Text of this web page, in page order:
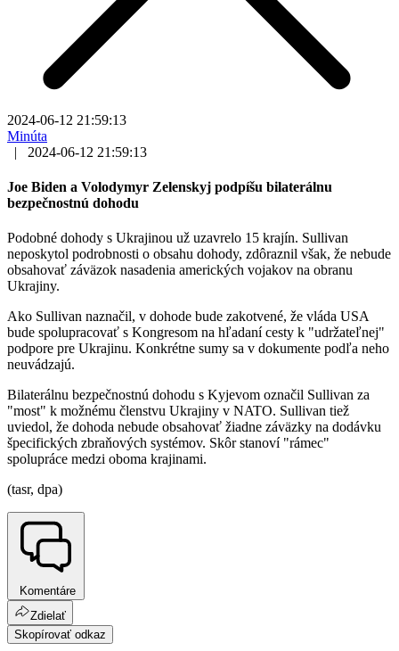
2024-06-12 21:59:13
Minúta
|
2024-06-12 21:59:13
Joe Biden a Volodymyr Zelenskyj podpíšu bilaterálnu
bezpečnostnú dohodu
Podobné dohody s Ukrajinou už uzavrelo 15 krajín. Sullivan
neposkytol podrobnosti o obsahu dohody, zdôraznil však, že nebude
obsahovať záväzok nasadenia amerických vojakov na obranu
Ukrajiny.
Ako Sullivan naznačil, v dohode bude zakotvené, že vláda USA
bude spolupracovať s Kongresom na hľadaní cesty k "udržateľnej"
podpore pre Ukrajinu. Konkrétne sumy sa v dokumente podľa neho
neuvádzajú.
Bilaterálnu bezpečnostnú dohodu s Kyjevom označil Sullivan za
"most" k možnému členstvu Ukrajiny v NATO. Sullivan tiež
uviedol, že dohoda nebude obsahovať žiadne záväzky na dodávku
špecifických zbraňových systémov. Skôr stanoví "rámec"
spolupráce medzi oboma krajinami.
(tasr, dpa)
Komentáre
Zdielať
Skopírovať odkaz